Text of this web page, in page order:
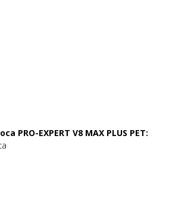
EXPERT V8 MAX PLUS PET: